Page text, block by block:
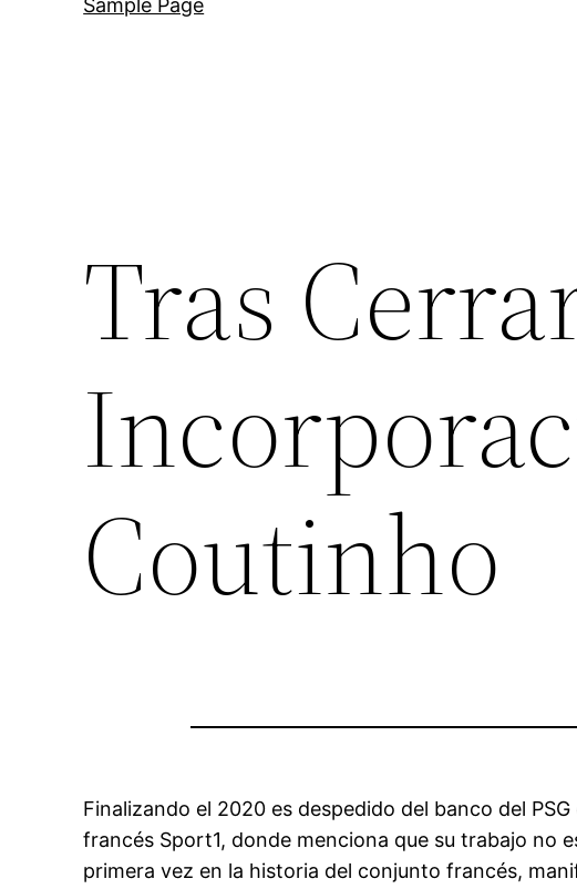
Sample Page
Tras
Coutinho
Finalizando el 2020 es despedido del banco del
francés Sport1, donde menciona que su trabajo no
primera vez en la historia del conjunto francés,